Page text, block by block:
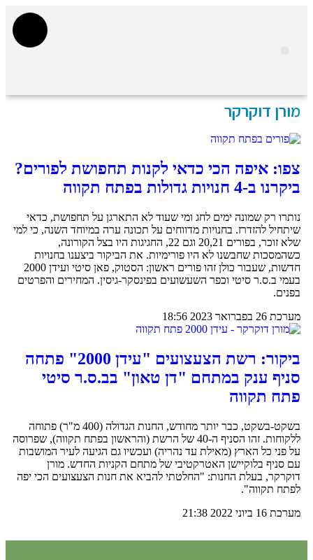
מורן דוקרקר
צפו: איפה הכי כדאי לקנות תחפושת לפורים?
ביקרנו ב-4 חנויות גדולות בפתח תקווה
נותרו רק שמונה ימים לחג ומי שעוד לא התארגן על תחפושת, כדאי
שיתחיל להזדרז. בחנויות מדווחים על תכונה ערה במיוחד השנה, כי למי
שלא זוכר, בפורים 20,21 וגם 22, החגיגות היו בצל הקורונה,
כשהמסכות שחבשנו לא היו פורימיות. את הביקור ביצענו בחנויות
חדשות, שעבור כולן זהו פורים ראשון: הסטוק, פאן סיטי ועידן 2000
בעמי ב.ס.ר סיטי וכפר השעשועים בפינסקר-גיסין. המחירים והפרטים
בפנים.
מערכת 26 בפברואר 2023 18:56
ביקור: רשת הצעצועים "עידן 2000" פתחה
סניף ענק במתחם "דן טאון" בב.ס.ר סיטי
פתח תקווה
בשקט-בשקט, כבר יותר מחודש, החנות הגדולה (400 מ"ר) פתוחה
ללקוחות. זהו הסניף ה-40 של הרשת (והראשון בפתח תקווה), שפרוסה
על פני כל הארץ (מאילת עד נהריה) ועכשיו גם הגיעה לעיר המושבות
עם סניף בלוקיישן האטרקטיבי של מתחם הקניות החדש. מורן
דוקרקר, בעלת החנות: "החלטתי להביא את חנות הצעצועים הכי יפה
לפתח תקווה".
מערכת 16 ביוני 2022 21:38